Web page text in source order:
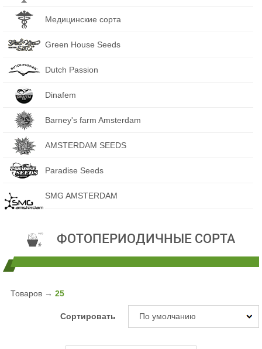
Медицинские сорта
Green House Seeds
Dutch Passion
Dinafem
Barney's farm Amsterdam
AMSTERDAM SEEDS
Paradise Seeds
SMG AMSTERDAM
ФОТОПЕРИОДИЧНЫЕ СОРТА
Товаров → 25
Сортировать По умолчанию